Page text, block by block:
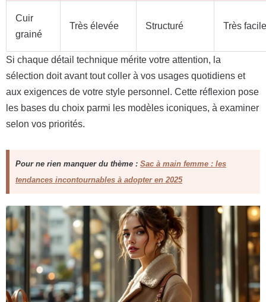
Cuir
grainé
Très élevée Structuré Très facile
Si chaque détail technique mérite votre attention, la
sélection doit avant tout coller à vos usages quotidiens et
aux exigences de votre style personnel. Cette réflexion pose
les bases du choix parmi les modèles iconiques, à examiner
selon vos priorités.
Pour ne rien manquer du thème : Sac à main femme : les
tendances incontournables à adopter en 2025